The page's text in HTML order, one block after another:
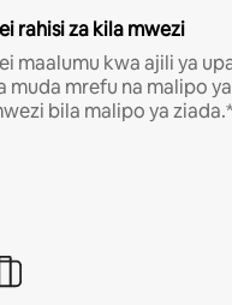
rahisi za kila mwezi
maalumu kwa ajili ya
muda mrefu na malipo
bila malipo ya ziada.*